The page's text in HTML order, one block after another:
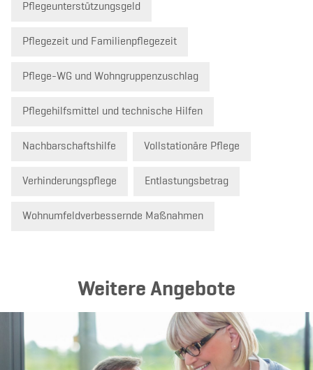
Pflegeunterstützungsgeld
Pflegezeit und Familienpflegezeit
Pflege-WG und Wohngruppenzuschlag
Pflegehilfsmittel und technische Hilfen
Nachbarschaftshilfe Vollstationäre Pflege
Verhinderungspflege Entlastungsbetrag
Wohnumfeldverbessernde Maßnahmen
Weitere Angebote